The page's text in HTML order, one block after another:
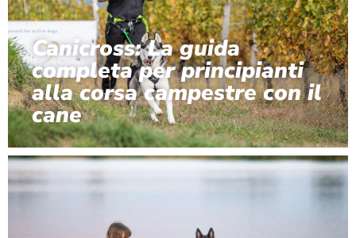
Canicross: La guida
completa per principianti
alla corsa campestre con il
cane